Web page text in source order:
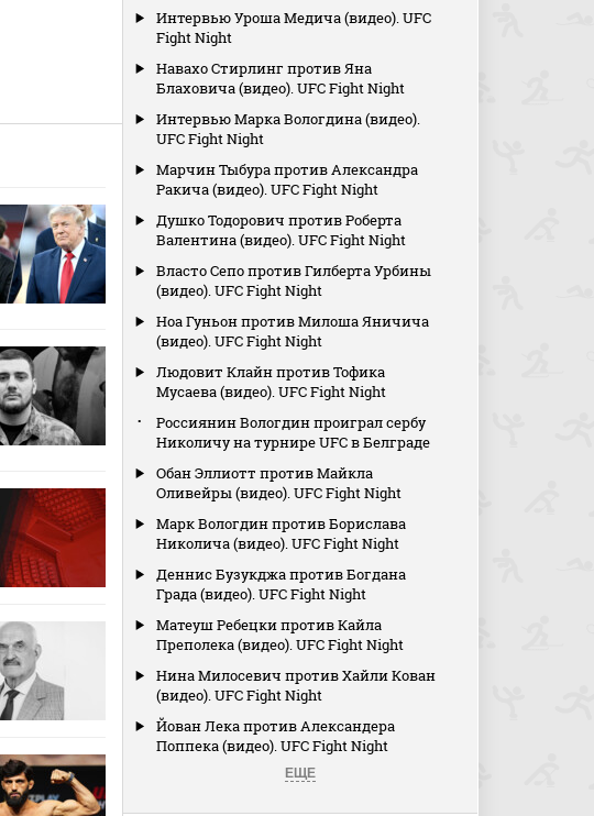
Интервью Уроша Медича (видео). UFC
Fight Night
Навахо Стирлинг против Яна
Блаховича (видео). UFC Fight Night
Интервью Марка Вологдина (видео).
UFC Fight Night
Марчин Тыбура против Александра
Ракича (видео). UFC Fight Night
Душко Тодорович против Роберта
Валентина (видео). UFC Fight Night
Власто Сепо против Гилберта Урбины
(видео). UFC Fight Night
Ноа Гуньон против Милоша Яничича
(видео). UFC Fight Night
Людовит Клайн против Тофика
Мусаева (видео). UFC Fight Night
Россиянин Вологдин проиграл сербу
Николичу на турнире UFC в Белграде
Обан Эллиотт против Майкла
Оливейры (видео). UFC Fight Night
Марк Вологдин против Борислава
Николича (видео). UFC Fight Night
Деннис Бузукджа против Богдана
Града (видео). UFC Fight Night
Матеуш Ребецки против Кайла
Преполека (видео). UFC Fight Night
Нина Милосевич против Хайли Кован
(видео). UFC Fight Night
Йован Лека против Александера
Поппека (видео). UFC Fight Night
ЕЩЕ